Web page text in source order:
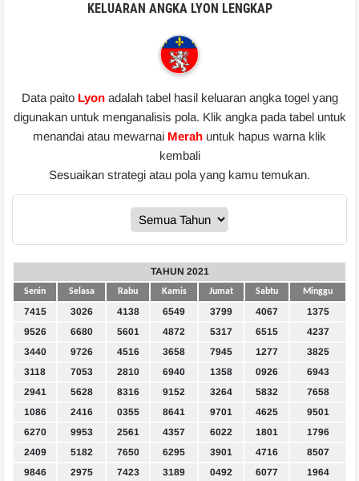
KELUARAN ANGKA LYON LENGKAP
Data paito Lyon adalah tabel hasil keluaran angka togel yang
digunakan untuk menganalisis pola. Klik angka pada tabel untuk
menandai atau mewarnai Merah untuk hapus warna klik
kembali
Sesuaikan strategi atau pola yang kamu temukan.
TAHUN 2021
Senin Selasa Rabu Kamis Jumat Sabtu Minggu
7415 3026 4138 6549 3799 4067
1375
9526
6680 5601 4872 5317 6515
4237
3440
9726 4516 3658 7945 1277
3825
3118
7053 2810 6940 1358 0926
6943
2941
5628 8316 9152 3264 5832
7658
1086
2416 0355 8641 9701 4625
9501
6270
9953 2561 4357 6022 1801
1796
2409
5182 7650 6295 3901 4716
8507
9846
2975 7423 3189 0492 6077
1964